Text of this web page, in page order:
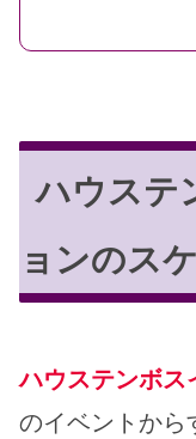
ハウステ
ョンのス
ハウステンボス
のイベントから